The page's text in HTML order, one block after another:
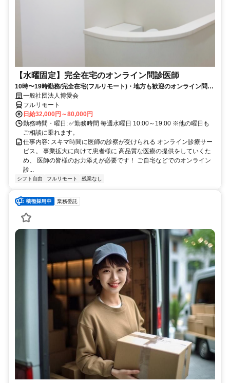
【水曜固定】完全在宅のオンライン問診医師
10時〜19時勤務/完全在宅(フルリモート)・地方も歓迎のオンライン問診
業務一般社団法人博愛会
フルリモート
日給32,000円～80,000円
勤務時間・曜日: ✅勤務時間 毎週水曜日 10:00～19:00 ※他の曜日も
ご相談に乗れます。
仕事内容: スキマ時間に医師の診察が受けられる オンライン診療サー
ビス。 事業拡大に向けて患者様に 高品質な医療の提供をしていくた
め、 医師の皆様のお力添えが必要です！ ご自宅などでのオンライン
診...
シフト自由 フルリモート 残業なし
業務委託